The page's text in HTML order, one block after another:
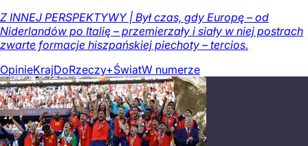
Z INNEJ PERSPEKTYWY | Był czas, gdy Europę – od
Niderlandów po Italię – przemierzały i siały w niej postrach
zwarte formacje hiszpańskiej piechoty – tercios.
OpinieKrajDoRzeczy+ŚwiatW numerze